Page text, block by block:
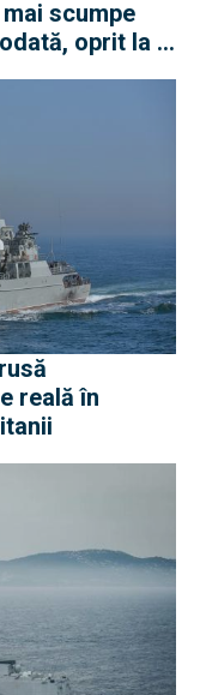
scumpe
oprit la 3
reală în